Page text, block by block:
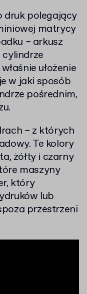
druk polegający
matrycy
– arkusz
ułożenie
w jaki sposób
pośrednim,
– z których
Te kolory
żółty i czarny
maszyny
który
lub
przestrzeni